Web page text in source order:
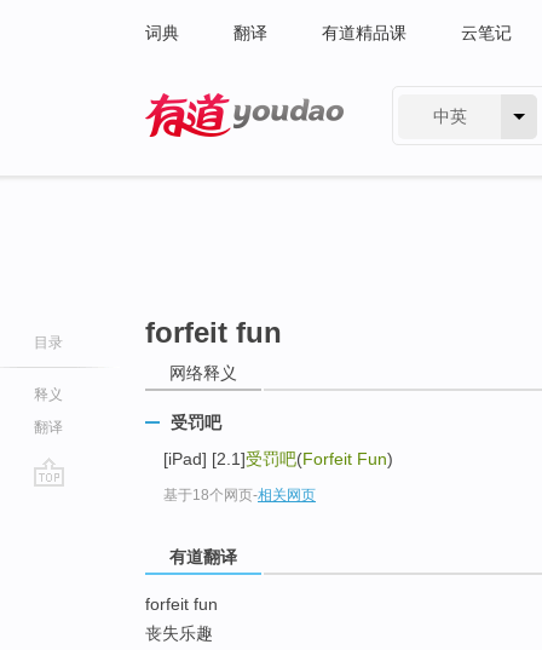
词典 翻译 有道精品课 云笔记
中英
目录
释义
翻译
forfeit fun
网络释义
受罚吧
[iPad] [2.1]受罚吧(Forfeit Fun)
基于18个网页-相关网页
有道翻译
forfeit fun
丧失乐趣